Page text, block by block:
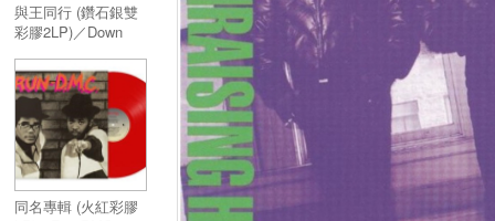
與王同行 (鑽石銀雙
彩膠2LP)／Down
同名專輯 (火紅彩膠